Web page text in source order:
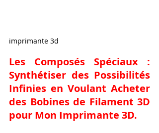
imprimante 3d
Les Composés Spéciaux :
Synthétiser des Possibilités
Infinies en Voulant Acheter
des Bobines de Filament 3D
pour Mon Imprimante 3D.